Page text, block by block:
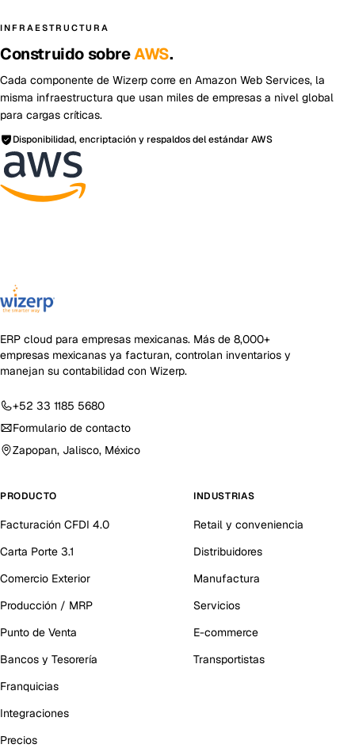
INFRAESTRUCTURA
Construido sobreAWS.
Cada componente de Wizerp corre en Amazon Web Services, la
misma infraestructura que usan miles de empresas a nivel global
para cargas críticas.
Disponibilidad, encriptación y respaldos del estándar AWS
ERP cloud para empresas mexicanas. Más de 8,000+
empresas mexicanas ya facturan, controlan inventarios y
manejan su contabilidad con Wizerp.
+52 33 1185 5680
Formulario de contacto
Zapopan, Jalisco, México
PRODUCTO
Facturación CFDI 4.0
Carta Porte 3.1
Comercio Exterior
Producción / MRP
Punto de Venta
Bancos y Tesorería
Franquicias
Integraciones
Precios
INDUSTRIAS
Retail y conveniencia
Distribuidores
Manufactura
Servicios
E-commerce
Transportistas